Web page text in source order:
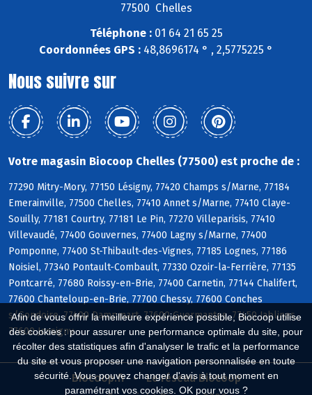
Afin de vous offrir la meilleure expérience possible, Biocoop utilise
des cookies : pour assurer une performance optimale du site, pour
récolter des statistiques afin d'analyser le trafic et la performance
du site et vous proposer une navigation personnalisée en toute
sécurité. Vous pouvez changer d'avis à tout moment en
paramétrant vos cookies. OK pour vous ?
77500 Chelles
Téléphone :01 64 21 65 25
Coordonnées GPS : 48,8696174 ° , 2,5775225 °
Nous suivre sur
Votre magasin Biocoop Chelles (77500) est proche de :
77290 Mitry-Mory, 77150 Lésigny, 77420 Champs s/Marne, 77184
Emerainville, 77500 Chelles, 77410 Annet s/Marne, 77410 Claye-
Souilly, 77181 Courtry, 77181 Le Pin, 77270 Villeparisis, 77410
Villevaudé, 77400 Gouvernes, 77400 Lagny s/Marne, 77400
Pomponne, 77400 St-Thibault-des-Vignes, 77185 Lognes, 77186
Noisiel, 77340 Pontault-Combault, 77330 Ozoir-la-Ferrière, 77135
Pontcarré, 77680 Roissy-en-Brie, 77400 Carnetin, 77144 Chalifert,
77600 Chanteloup-en-Brie, 77700 Chessy, 77600 Conches
s/Gondoire, 77400 Dampmart, 77600 Guermantes, 77450 Jablines,
77600 Jossigny
Biocoop.fr
Le réseau Biocoop